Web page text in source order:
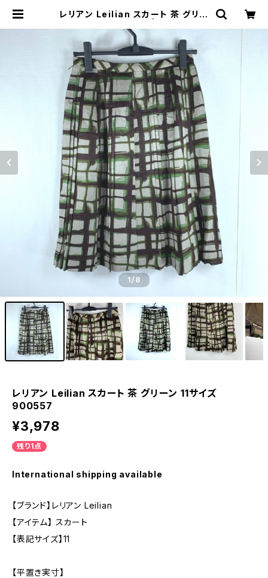
レリアン Leilian スカート 茶 グリー
ore
1/8
レリアン Leilian スカート 茶 グリーン 11サイズ
900557
¥3,978
残り1点
International shipping available
【ブランド】レリアン Leilian
【アイテム】 スカート
【表記サイズ】11
【平置き実寸】